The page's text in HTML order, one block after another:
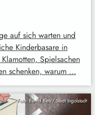
auf sich warten und
Kinderbasare in
Spielsachen
schenken, warum …
Foto: Bernd Betz/ Stadt Ingolstadt